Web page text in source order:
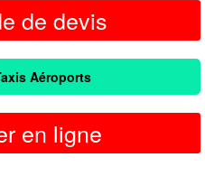
de devis
Aéroports
en ligne